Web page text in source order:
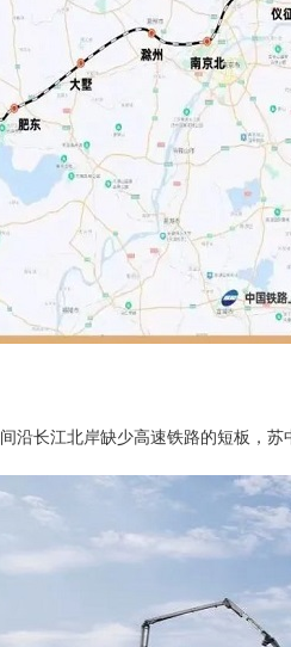
沿长江北岸缺少高速铁路的短板，